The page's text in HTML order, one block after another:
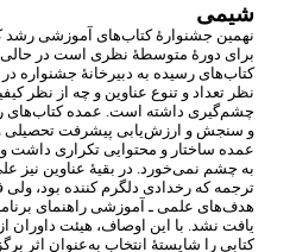
شیمی
نهمین جشنوارۀ کتابهای آموزشی رشد
برای دورۀ متوسطۀ نظری است در حالی
کتابهای رسیده به دبیرخانۀ جشنواره
نظر تعداد و تنوع عناوین و چه از نظر
چشمگیری داشته است. عمده کتابهای
و سنجش و ارزشیابی پیشرفت تحصیلی
عمده ساختار و محتوایی تکراری داشت و
به چشم نمیخورد. در بقیۀ عناوین نیز
ترجمه که رخدادی دلگرم کننده بود، ولی
هدفهای علمی ـ آموزشی راهنمای
یافت نشد. با این اوصاف، هیئت داوران
کتابی را شایستۀ انتخاب بهعنوان اثر